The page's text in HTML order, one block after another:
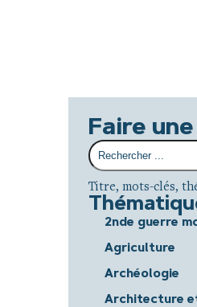
Faire
Titre, mots-clés,
2nde guerre
Agriculture
Archéologie
Architecture